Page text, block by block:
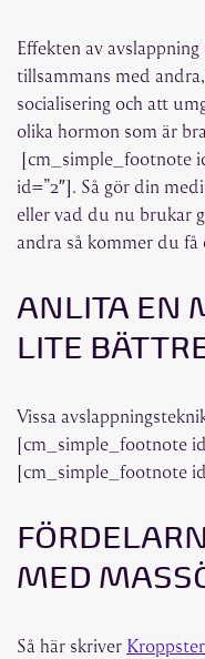
Effekten av
tillsammans med
socialisering och att
olika hormon som är
[cm_simple_footnote
id=”2″]. Så gör din
eller vad du nu brukar
andra så kommer du få
ANLITA EN
LITE
Vissa
[cm_simple_footnote
[cm_simple_footnote
MED
Så här skriver